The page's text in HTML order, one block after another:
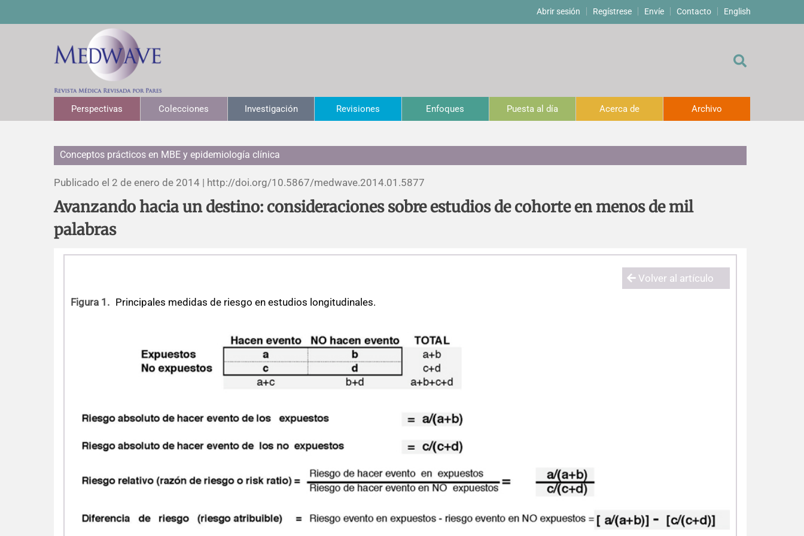
Abrir sesión Regístrese Envíe Contacto English
Perspectivas Colecciones Investigación Revisiones Enfoques Puesta al día Acerca de Archivo
Conceptos prácticos en MBE y epidemiología clínica
Publicado el 2 de enero de 2014 | http://doi.org/10.5867/medwave.2014.01.5877
Avanzando hacia un destino: consideraciones sobre estudios de cohorte en menos de mil
palabras
Volver al artículo
Figura 1. Principales medidas de riesgo en estudios longitudinales.